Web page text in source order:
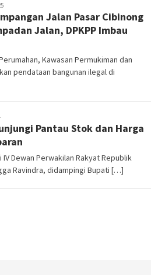
Jalan Pasar Cibinong
Jalan, DPKPP Imbau
Kawasan Permukiman dan
pendataan bangunan ilegal di
Pantau Stok dan Harga
Dewan Perwakilan Rakyat Republik
Ravindra, didampingi Bupati […]